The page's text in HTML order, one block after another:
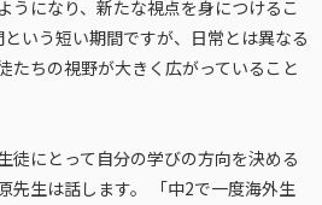
うになり、新たな視点を身につけるこ
いう短い期間ですが、日常とは異なる
たちの視野が大きく広がっていること
徒にとって自分の学びの方向を決める
先生は話します。 「中2で一度海外生